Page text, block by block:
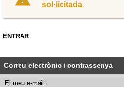
sol·licitada.
ENTRAR
Correu electrònic i contrassenya
El meu e-mail :